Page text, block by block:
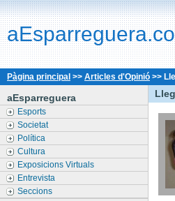
Pàgina principal >> Articles d'Opinió >>
aEsparreguera
Esports
Societat
Política
Cultura
Exposicions Virtuals
Entrevista
Seccions